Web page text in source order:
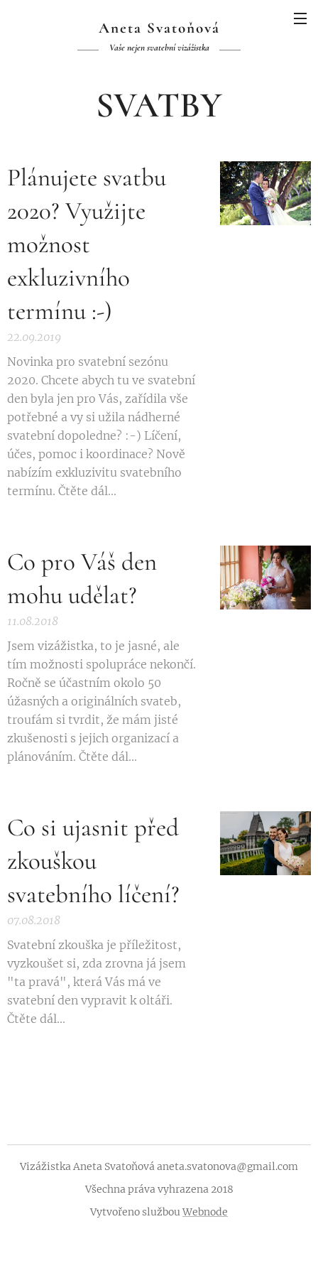
Aneta Svatoňová
Vaše nejen svatební vizážistka
SVATBY
Plánujete svatbu
2020? Využijte
možnost
exkluzivního
termínu :-)
22.09.2019
Novinka pro svatební sezónu
2020. Chcete abych tu ve svatební
den byla jen pro Vás, zařídila vše
potřebné a vy si užila nádherné
svatební dopoledne? :-) Líčení,
účes, pomoc i koordinace? Nově
nabízím exkluzivitu svatebního
termínu. Čtěte dál...
Co pro Váš den
mohu udělat?
11.08.2018
Jsem vizážistka, to je jasné, ale
tím možnosti spolupráce nekončí.
Ročně se účastním okolo 50
úžasných a originálních svateb,
troufám si tvrdit, že mám jisté
zkušenosti s jejich organizací a
plánováním. Čtěte dál...
Co si ujasnit před
zkouškou
svatebního líčení?
07.08.2018
Svatební zkouška je příležitost,
vyzkoušet si, zda zrovna já jsem
"ta pravá", která Vás má ve
svatební den vypravit k oltáři.
Čtěte dál...
Vizážistka Aneta Svatoňová aneta.svatonova@gmail.com
Všechna práva vyhrazena 2018
Vytvořeno službouWebnode